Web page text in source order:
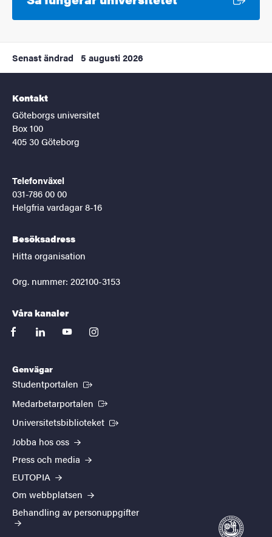
Senast ändrad 5 augusti 2026
Kontakt
Göteborgs universitet
Box 100
405 30 Göteborg
Telefonväxel
031-786 00 00
Helgfria vardagar 8-16
Besöksadress
Hitta organisation
Org. nummer: 202100-3153
Våra kanaler
facebooklinkedinyoutubeinstagram
Genvägar
Studentportalen (Extern länk)
Medarbetarportalen (Extern länk)
Universitetsbiblioteket (Extern länk)
Jobba hos oss
Press och media
EUTOPIA
Om webbplatsen
Behandling av personuppgifter